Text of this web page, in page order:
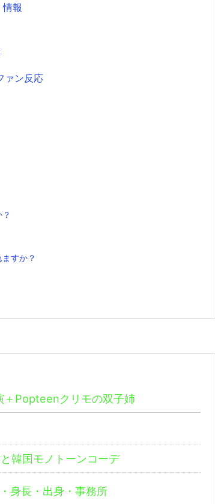
報
ァン反応
すか？
＋Popteenクリモの双子姉
韓国モノトーンコーデ
身長・出身・事務所